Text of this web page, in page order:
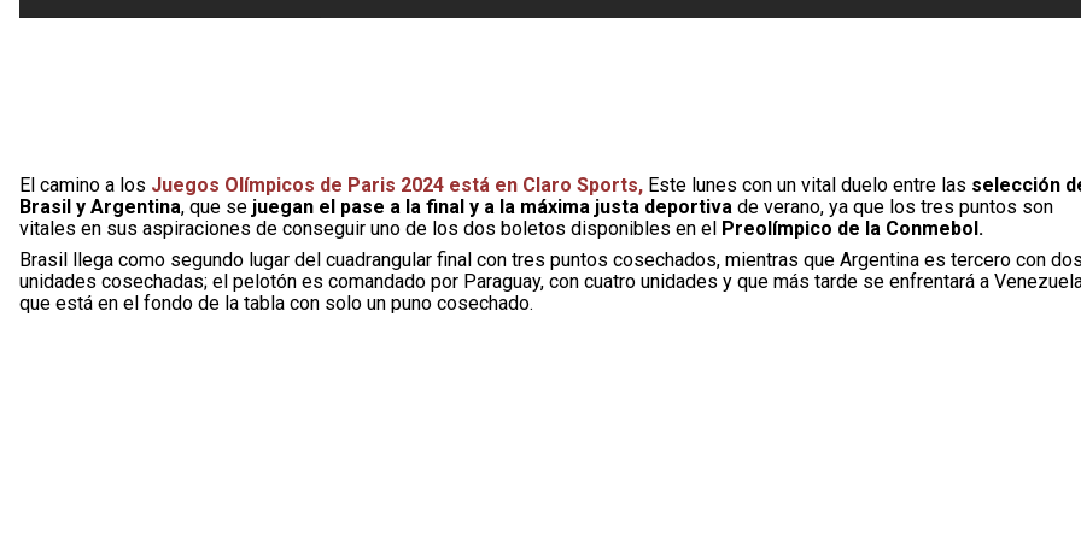
El camino a los Juegos Olímpicos de Paris 2024 está en Claro Sports, Este lunes con un vital duelo entre las selección
Brasil y Argentina, que se juegan el pase a la final y a la máxima justa deportiva de verano, ya que los tres puntos son
vitales en sus aspiraciones de conseguir uno de los dos boletos disponibles en el Preolímpico de la Conmebol.
Brasil llega como segundo lugar del cuadrangular final con tres puntos cosechados, mientras que Argentina es tercero con dos
unidades cosechadas; el pelotón es comandado por Paraguay, con cuatro unidades y que más tarde se enfrentará a
que está en el fondo de la tabla con solo un puno cosechado.